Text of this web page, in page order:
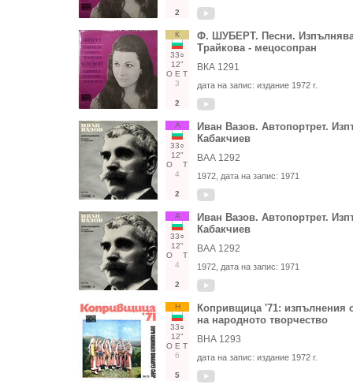
2
К
33○
12"
О Е Т
3
2
Ф. ШУБЕРТ. Песни.
Трайкова - мецосопран
ВКА 1291
дата на запис: издание 1972 г.
А
33○
12"
О
Т
4
2
Иван Вазов. Автопортрет.
Кабакчиев
ВАА 1292
1972 , дата на запис: 1971
А
33○
12"
О
Т
4
2
Иван Вазов. Автопортрет.
Кабакчиев
ВАА 1292
1972 , дата на запис: 1971
Н
33○
12"
О Е Т
6
5
Копривщица '71: изпълнения
на народното творчество
ВНА 1293
дата на запис: издание 1972 г.